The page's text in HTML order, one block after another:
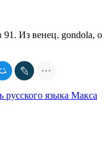
Из венец. gondola, о
русского языка Макса